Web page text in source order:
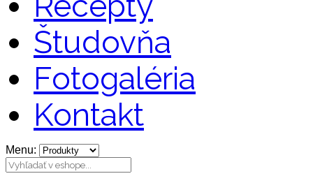
Študovňa
Fotogaléria
Kontakt
Menu: